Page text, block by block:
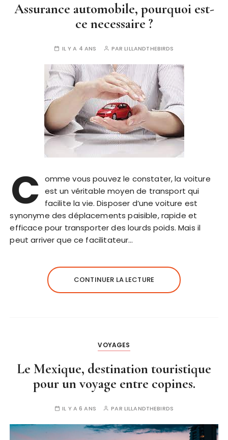
Assurance automobile, pourquoi est-
ce necessaire ?
IL Y A 4 ANS PARLILLANDTHEBIRDS
C omme vous pouvez le constater, la voiture
est un véritable moyen de transport qui
facilite la vie. Disposer d’une voiture est
synonyme des déplacements paisible, rapide et
efficace pour transporter des lourds poids. Mais il
peut arriver que ce facilitateur…
CONTINUER LA LECTURE
VOYAGES
Le Mexique, destination touristique
pour un voyage entre copines.
IL Y A 6 ANS PAR LILLANDTHEBIRDS